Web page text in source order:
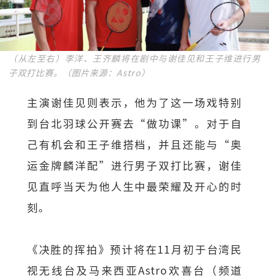
（从左至右）李洋、王齐麟将在剧中与谢佳见和王子维进行男
子双打比赛。（图片来源：Astro）
主演谢佳见则表示，他为了这一场戏特别
到台北羽球公开赛去“做功课”。对于自
己有机会和王子维搭档，并且还能与“奥
运金牌麟洋配”进行男子双打比赛，谢佳
见直呼当天为他人生中最荣耀及开心的时
刻。
《决胜的挥拍》预计将在11月初于台湾民
视无线台及马来西亚Astro欢喜台（频道